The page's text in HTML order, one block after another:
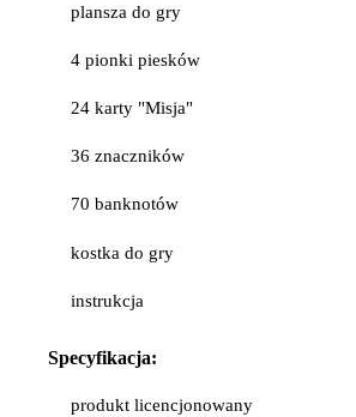
plansza do gry
4 pionki piesków
24 karty "Misja"
36 znaczników
70 banknotów
kostka do gry
instrukcja
Specyfikacja:
produkt licencjonowany